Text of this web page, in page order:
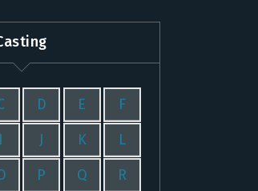
D E F
I J K L
P Q R